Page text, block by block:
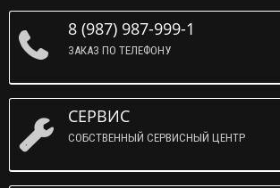
8 (987) 987-999-1
ЗАКАЗ ПО ТЕЛЕФОНУ
СЕРВИС
СОБСТВЕННЫЙ СЕРВИСНЫЙ ЦЕНТР